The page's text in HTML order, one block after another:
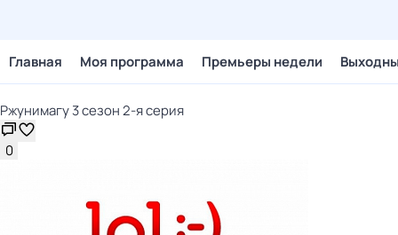
Главная Моя программа Премьеры недели
Ржунимагу 3 сезон 2-я серия
0